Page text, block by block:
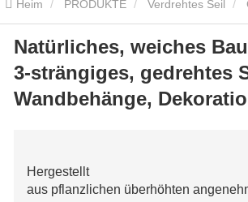
Heim PRODUKTE Verdrehtes Seil
Baumwollseil Natürliches, weiches Baumwollseil, 3-strängiges,
gedrehtes Seil für Wandbehänge,
Natürliches, weiches
3-strängiges, gedrehtes
Wandbehänge,
Hergestellt
aus pflanzlichen überhöhten